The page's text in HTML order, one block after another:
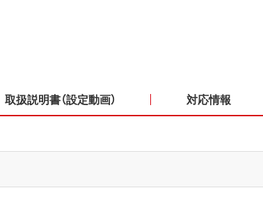
取扱説明書（設定動画） 対応情報